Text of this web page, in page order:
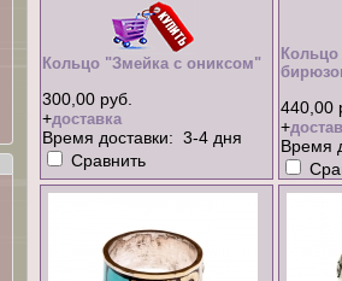
Кольцо "Змейка с ониксом"
300,00 руб.
+доставка
Время доставки: 3-4 дня
Сравнить
440,00
+
Время